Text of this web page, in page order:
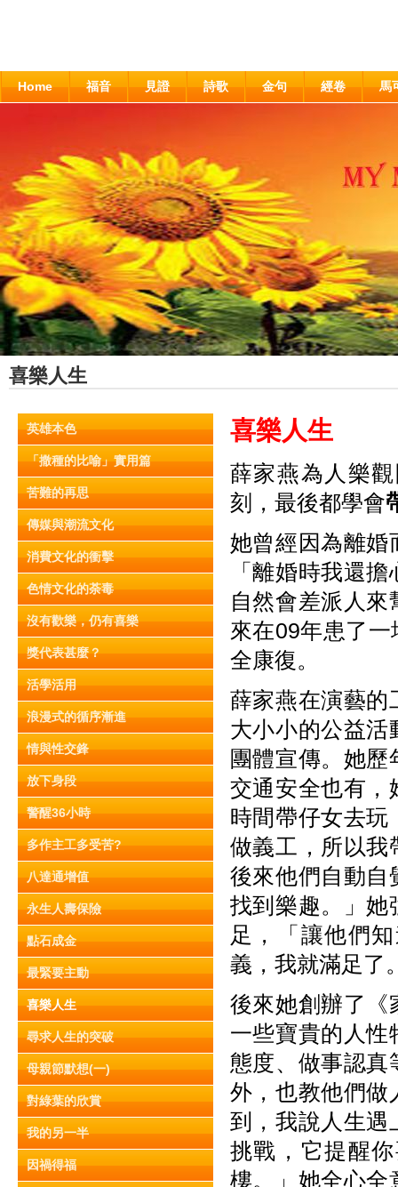
Home 福音 見證 詩歌 金句 經卷 馬
喜樂人生
英雄本色
「撒種的比喻」實用篇
苦難的再思
傳媒與潮流文化
消費文化的衝擊
色情文化的荼毒
沒有歡樂，仍有喜樂
獎代表甚麼？
活學活用
浪漫式的循序漸進
情與性交鋒
放下身段
警醒36小時
多作主工多受苦?
八達通增值
永生人壽保險
點石成金
最緊要主動
喜樂人生
尋求人生的突破
母親節默想(一)
對綠葉的欣賞
我的另一半
因禍得福
喜樂人生
薛家燕為人樂
刻，最後都學會
她曾經因為離婚
「離婚時我還
自然會差派人
來在09年患了
全康復。
薛家燕在演藝的
大小小的公益活
團體宣傳。她
交通安全也有，
時間帶仔女去玩
做義工，所以我
後來他們自動自
找到樂趣。」她
足，「讓他們
義，我就滿足了
後來她創辦了《
一些寶貴的人性
態度、做事認真
外，也教他們做
到，我說人生遇
挑戰，它提醒
樓。」她全心全